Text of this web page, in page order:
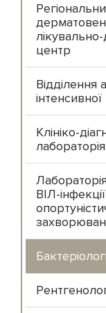
центр
Відділення
інтенсивної
Клініко-
лабораторія
ВІЛ-інфекції